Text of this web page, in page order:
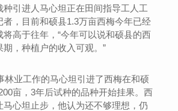
引进人马心坦正在田间指导工人工
者，目前和硕县1.3万亩西梅今年已经
高于往年，“今年可以说和硕县的西
，种植户的收入可观。”
业工作的马心坦引进了西梅在和硕
亩，3年后试种的品种开始挂果。西
马心坦止步，他认为还不够理想，仍